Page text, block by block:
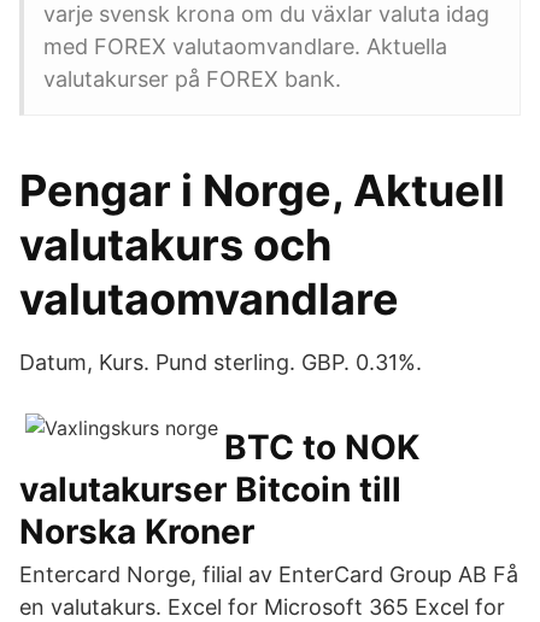
varje svensk krona om du växlar valuta idag
med FOREX valutaomvandlare. Aktuella
valutakurser på FOREX bank.
Pengar i Norge, Aktuell
valutakurs och
valutaomvandlare
Datum, Kurs. Pund sterling. GBP. 0.31%.
BTC to NOK
valutakurser Bitcoin till
Norska Kroner
Entercard Norge, filial av EnterCard Group AB Få
en valutakurs. Excel for Microsoft 365 Excel for